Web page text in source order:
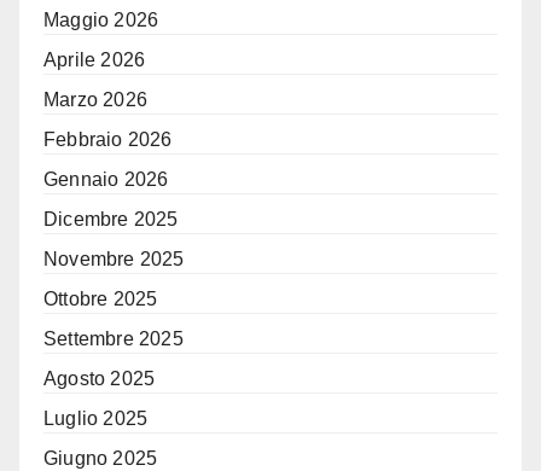
Maggio 2026
Aprile 2026
Marzo 2026
Febbraio 2026
Gennaio 2026
Dicembre 2025
Novembre 2025
Ottobre 2025
Settembre 2025
Agosto 2025
Luglio 2025
Giugno 2025